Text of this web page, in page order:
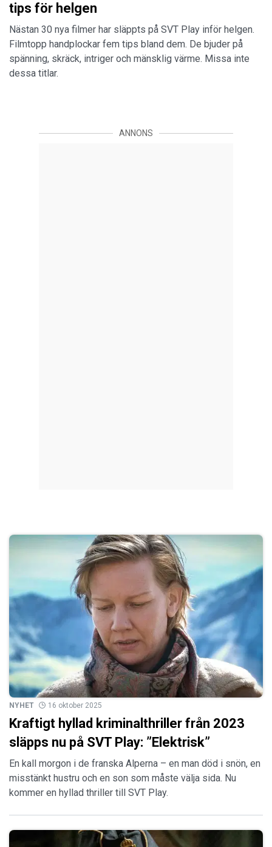
tips för helgen
Nästan 30 nya filmer har släppts på SVT Play inför helgen.
Filmtopp handplockar fem tips bland dem. De bjuder på
spänning, skräck, intriger och mänsklig värme. Missa inte
dessa titlar.
ANNONS
NYHET 16 oktober 2025
Kraftigt hyllad kriminalthriller från 2023
släpps nu på SVT Play: ”Elektrisk”
En kall morgon i de franska Alperna – en man död i snön, en
misstänkt hustru och en son som måste välja sida. Nu
kommer en hyllad thriller till SVT Play.